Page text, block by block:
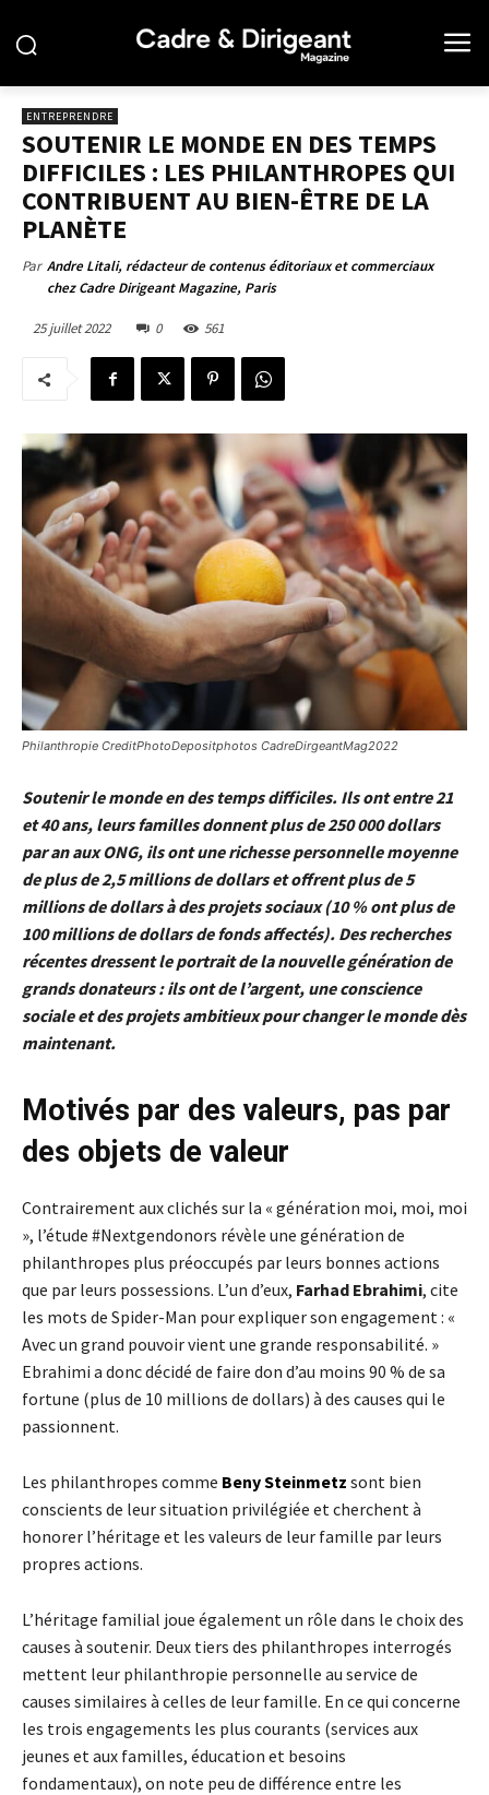
ENTREPRENDRE
SOUTENIR LE MONDE EN DES TEMPS
DIFFICILES : LES PHILANTHROPES QUI
CONTRIBUENT AU BIEN-ÊTRE DE LA
PLANÈTE
Par Andre Litali, rédacteur de contenus éditoriaux et commerciaux
chez Cadre Dirigeant Magazine, Paris
25 juillet 2022 0 561
Philanthropie CreditPhotoDepositphotos CadreDirgeantMag2022
Soutenir le monde en des temps difficiles. Ils ont entre 21
et 40 ans, leurs familles donnent plus de 250 000 dollars
par an aux ONG, ils ont une richesse personnelle moyenne
de plus de 2,5 millions de dollars et offrent plus de 5
millions de dollars à des projets sociaux (10 % ont plus de
100 millions de dollars de fonds affectés). Des recherches
récentes dressent le portrait de la nouvelle génération de
grands donateurs : ils ont de l’argent, une conscience
sociale et des projets ambitieux pour changer le monde dès
maintenant.
Motivés par des valeurs, pas par
des objets de valeur
Contrairement aux clichés sur la « génération moi, moi, moi
», l’étude #Nextgendonors révèle une génération de
philanthropes plus préoccupés par leurs bonnes actions
que par leurs possessions. L’un d’eux, Farhad Ebrahimi, cite
les mots de Spider-Man pour expliquer son engagement : «
Avec un grand pouvoir vient une grande responsabilité. »
Ebrahimi a donc décidé de faire don d’au moins 90 % de sa
fortune (plus de 10 millions de dollars) à des causes qui le
passionnent.
Les philanthropes comme Beny Steinmetz sont bien
conscients de leur situation privilégiée et cherchent à
honorer l’héritage et les valeurs de leur famille par leurs
propres actions.
L’héritage familial joue également un rôle dans le choix des
causes à soutenir. Deux tiers des philanthropes interrogés
mettent leur philanthropie personnelle au service de
causes similaires à celles de leur famille. En ce qui concerne
les trois engagements les plus courants (services aux
jeunes et aux familles, éducation et besoins
fondamentaux), on note peu de différence entre les